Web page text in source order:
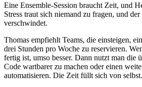
Eine Ensemble-Session braucht Zeit, und
Stress traut sich niemand zu fragen, und
verschwindet.
Thomas empfiehlt Teams, die einsteigen,
drei Stunden pro Woche zu reservieren.
fertig ist, umso besser. Dann nutzt man die
Code wartbarer zu machen oder einen
automatisieren. Die Zeit füllt sich von selbst.